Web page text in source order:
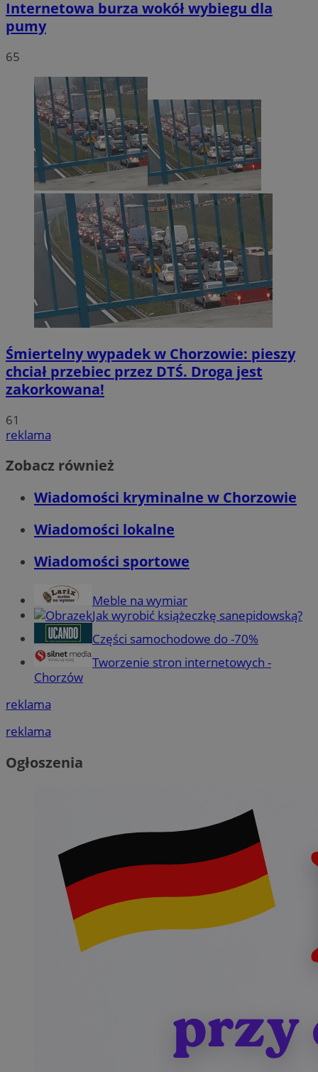
Internetowa burza wokół wybiegu dla
pumy
65
Śmiertelny wypadek w Chorzowie: pieszy
chciał przebiec przez DTŚ. Droga jest
zakorkowana!
61
reklama
Zobacz również
Wiadomości kryminalne w Chorzowie
Wiadomości lokalne
Wiadomości sportowe
Meble na wymiar
Jak wyrobić książeczkę sanepidowską?
Części samochodowe do -70%
Tworzenie stron internetowych -
Chorzów
reklama
reklama
Ogłoszenia